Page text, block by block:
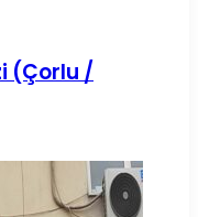
(Çorlu /